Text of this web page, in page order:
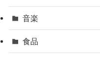
音楽
食品